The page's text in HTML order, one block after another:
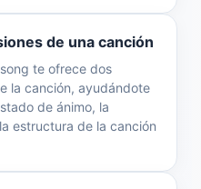
de una canción
te ofrece dos
la canción, ayudándote
de ánimo, la
estructura de la canción